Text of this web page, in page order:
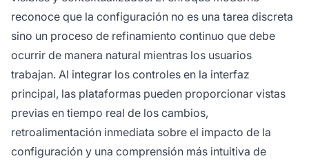
reconoce que la configuración no es una tarea discreta
sino un proceso de refinamiento continuo que debe
ocurrir de manera natural mientras los usuarios
trabajan. Al integrar los controles en la interfaz
principal, las plataformas pueden proporcionar vistas
previas en tiempo real de los cambios,
retroalimentación inmediata sobre el impacto de la
configuración y una comprensión más intuitiva de